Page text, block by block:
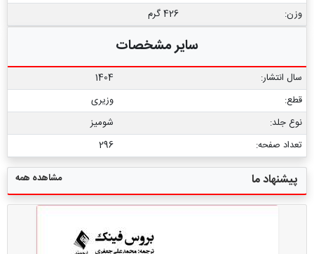
وزن:
426 گرم
سایر مشخصات
سال انتشار:
1404
قطع:
وزیری
نوع جلد:
شومیز
تعداد صفحه:
296
پیشنهاد ما مشاهده همه